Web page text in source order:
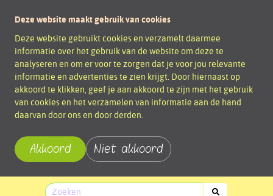
Deze website maakt gebruik van cookies
Deze website gebruikt cookies en verzamelt daarmee
informatie over het gebruik van de website om deze te
analyseren en om er voor te zorgen dat je voor jou relevante
informatie en advertenties te zien krijgt. Door hiernaast op
akkoord te klikken, geef je aan akkoord te zijn met het gebruik
van cookies en het verzamelen van informatie aan de hand
daarvan door ons en door derden.
Akkoord Niet akkoord